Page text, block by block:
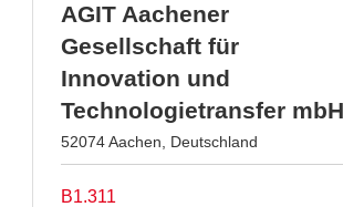
AGIT Aachener
Gesellschaft für
Innovation und
Technologietransfer mbH
52074 Aachen, Deutschland
B1.311